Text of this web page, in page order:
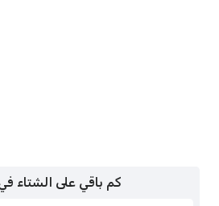
كم باقي على الشتاء